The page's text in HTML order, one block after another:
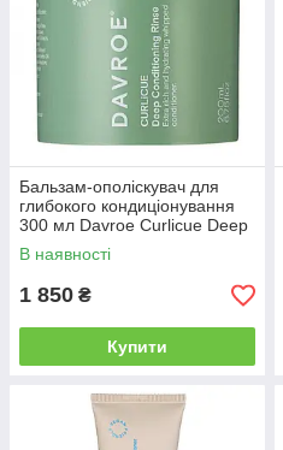
Бальзам-ополіскувач для
глибокого кондиціонування
300 мл Davroe Curlicue Deep
Conditioning Rinse (3475)
В наявності
1 850 ₴
Купити